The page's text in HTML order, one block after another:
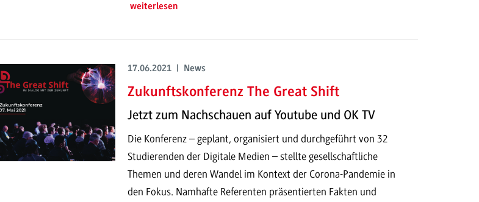
weiterlesen
17.06.2021 | News
Zukunftskonferenz The Great Shift
Jetzt zum Nachschauen auf Youtube und OK TV
Die Konferenz – geplant, organisiert und durchgeführt von 32
Studierenden der Digitale Medien – stellte gesellschaftliche
Themen und deren Wandel im Kontext der Corona-Pandemie in
den Fokus. Namhafte Referenten präsentierten Fakten und